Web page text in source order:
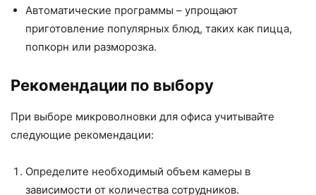
Автоматические программы – упрощают
приготовление популярных блюд, таких как пицца,
попкорн или разморозка.
Рекомендации по выбору
При выборе микроволновки для офиса учитывайте
следующие рекомендации:
Определите необходимый объем камеры в
зависимости от количества сотрудников.